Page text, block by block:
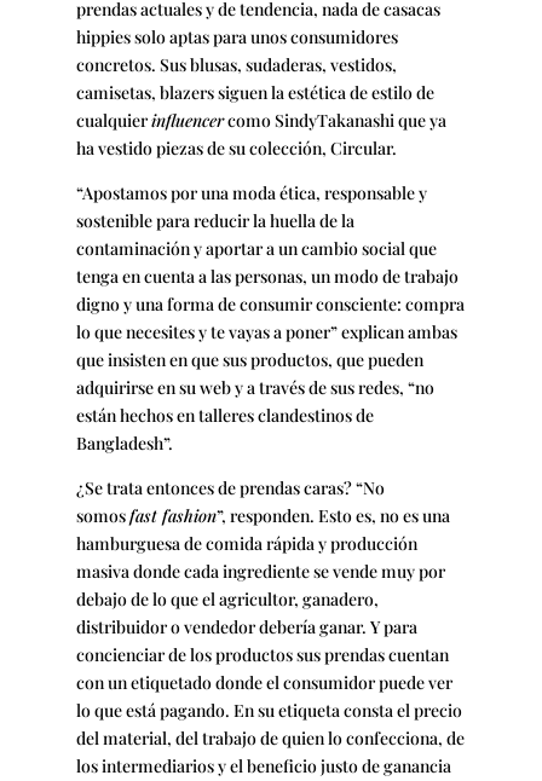
prendas actuales y de tendencia, nada de casacas
hippies solo aptas para unos consumidores
concretos. Sus blusas, sudaderas, vestidos,
camisetas, blazers siguen la estética de estilo de
cualquierinfluencercomo SindyTakanashi que ya
ha vestido piezas de su colección, Circular.
“Apostamos por una moda ética, responsable y
sostenible para reducir la huella de la
contaminación y aportar a un cambio social que
tenga en cuenta a las personas, un modo de trabajo
digno y una forma de consumir consciente: compra
lo que necesites y te vayas a poner” explican ambas
que insisten en que sus productos, que pueden
adquirirse en su web y a través de sus redes, “no
están hechos en talleres clandestinos de
Bangladesh”.
¿Se trata entonces de prendas caras? “No
somosfast fashion”, responden. Esto es, no es una
hamburguesa de comida rápida y producción
masiva donde cada ingrediente se vende muy por
debajo de lo que el agricultor, ganadero,
distribuidor o vendedor debería ganar. Y para
concienciar de los productos sus prendas cuentan
con un etiquetado donde el consumidor puede ver
lo que está pagando. En su etiqueta consta el precio
del material, del trabajo de quien lo confecciona, de
los intermediarios y el beneficio justo de ganancia